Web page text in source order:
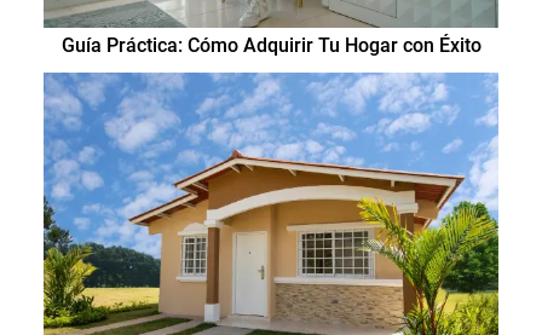
Guía Práctica: Cómo Adquirir Tu Hogar con Éxito